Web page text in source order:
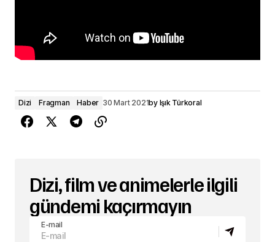
Dizi Fragman Haber 30 Mart 2021by Işık Türkoral
Dizi, film ve animelerle ilgili
gündemi kaçırmayın
E-mail